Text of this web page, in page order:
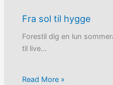
Fra sol til hygge
Forestil dig en lun
til live…
Read More »